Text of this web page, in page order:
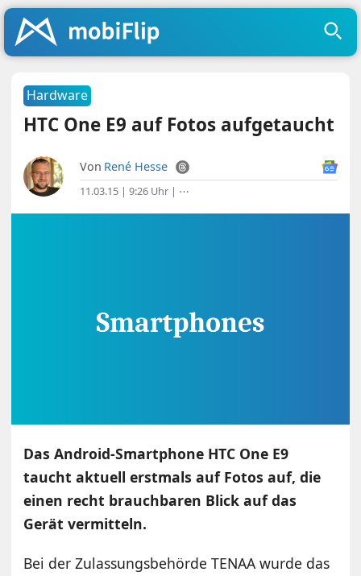
Hardware
HTC One E9 auf Fotos aufgetaucht
Von René Hesse
11.03.15 | 9:26 Uhr | ⋯
Das Android-Smartphone HTC One E9
taucht aktuell erstmals auf Fotos auf, die
einen recht brauchbaren Blick auf das
Gerät vermitteln.
Bei der Zulassungsbehörde TENAA wurde das